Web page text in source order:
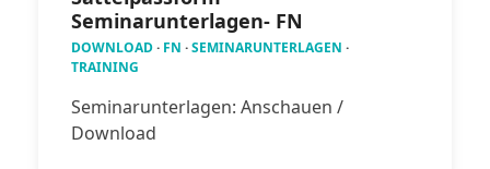
Seminarunterlagen- FN
DOWNLOAD· FN ·SEMINARUNTERLAGEN ·
TRAINING
Seminarunterlagen: Anschauen /
Download